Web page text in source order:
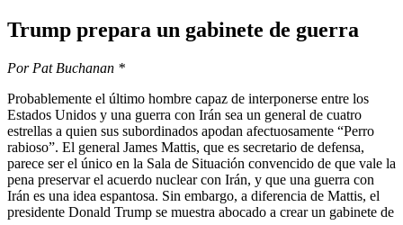
Trump prepara un gabinete de guerra
Por Pat Buchanan *
Probablemente el último hombre capaz de interponerse entre los
Estados Unidos y una guerra con Irán sea un general de cuatro
estrellas a quien sus subordinados apodan afectuosamente “Perro
rabioso”. El general James Mattis, que es secretario de defensa,
parece ser el único en la Sala de Situación convencido de que vale la
pena preservar el acuerdo nuclear con Irán, y que una guerra con
Irán es una idea espantosa. Sin embargo, a diferencia de Mattis, el
presidente Donald Trump se muestra abocado a crear un gabinete de